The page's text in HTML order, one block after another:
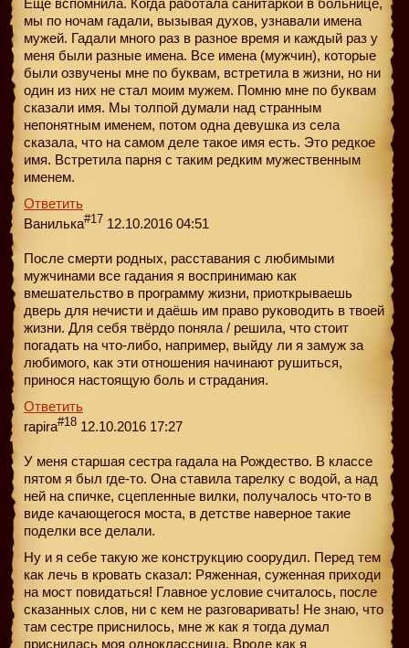
мы по ночам гадали, вызывая духов, узнавали имена
мужей. Гадали много раз в разное время и каждый раз у
меня были разные имена. Все имена (мужчин), которые
были озвучены мне по буквам, встретила в жизни, но ни
один из них не стал моим мужем. Помню мне по буквам
сказали имя. Мы толпой думали над странным
непонятным именем, потом одна девушка из села
сказала, что на самом деле такое имя есть. Это редкое
имя. Встретила парня с таким редким мужественным
именем.
Ответить
Ванилька#17 12.10.2016 04:51
После смерти родных, расставания с любимыми
мужчинами все гадания я воспринимаю как
вмешательство в программу жизни, приоткрываешь
дверь для нечисти и даёшь им право руководить в твоей
жизни. Для себя твёрдо поняла / решила, что стоит
погадать на что-либо, например, выйду ли я замуж за
любимого, как эти отношения начинают рушиться,
принося настоящую боль и страдания.
Ответить
rapira#18 12.10.2016 17:27
У меня старшая сестра гадала на Рождество. В классе
пятом я был где-то. Она ставила тарелку с водой, а над
ней на спичке, сцепленные вилки, получалось что-то в
виде качающегося моста, в детстве наверное такие
поделки все делали.
Ну и я себе такую же конструкцию соорудил. Перед тем
как лечь в кровать сказал: Ряженная, суженная приходи
на мост повидаться! Главное условие считалось, после
сказанных слов, ни с кем не разговаривать! Не знаю, что
там сестре приснилось, мне ж как я тогда думал
приснилась моя одноклассница. Вроде как я